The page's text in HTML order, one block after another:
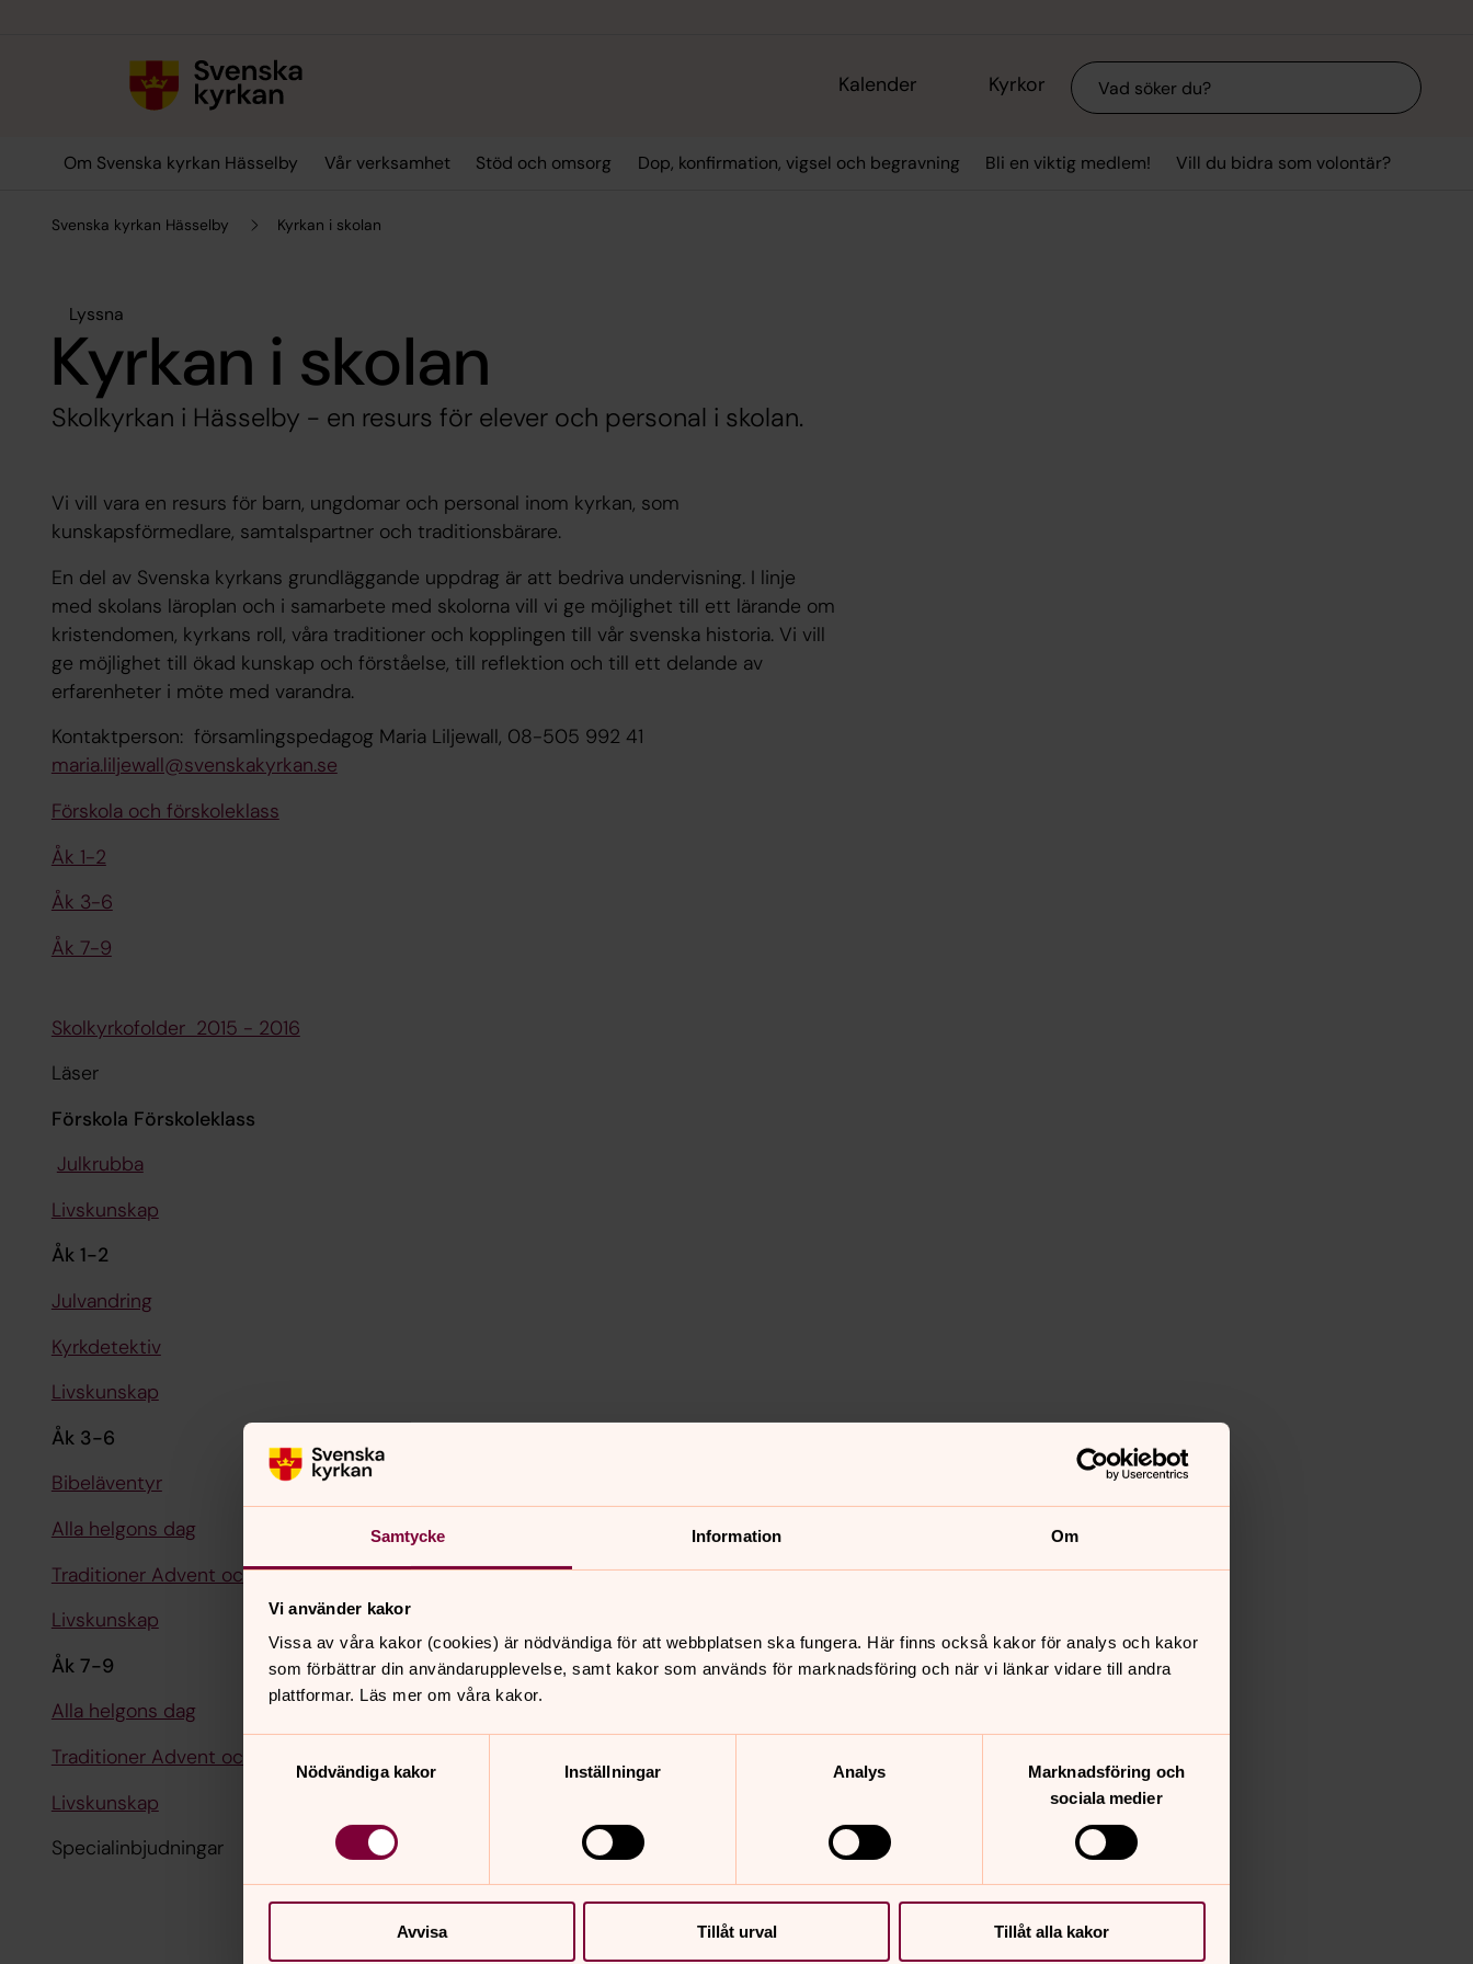
Samtycke Information Om
Vi använder kakor
Vissa av våra kakor (cookies) är nödvändiga för att webbplatsen ska fungera. Här finns också kakor för analys och kakor
som förbättrar din användarupplevelse, samt kakor som används för marknadsföring och när vi länkar vidare till andra
plattformar. Läs mer om våra kakor.
Nödvändiga kakor
Inställningar Analys
Marknadsföring och
sociala medier
Avvisa Tillåt urval Tillåt alla kakor
Kalender Kyrkor Sök
Om Svenska kyrkan Hässelby Vår verksamhet Stöd och omsorg Dop, konfirmation, vigsel och begravning Bli en viktig medlem! Vill du bidra som volontär?
Svenska kyrkan Hässelby Kyrkan i skolan
Lyssna
Kyrkan i skolan
Skolkyrkan i Hässelby - en resurs för elever och personal i skolan.
Vi vill vara en resurs för barn, ungdomar och personal inom kyrkan, som
kunskapsförmedlare, samtalspartner och traditionsbärare.
En del av Svenska kyrkans grundläggande uppdrag är att bedriva undervisning. I linje
med skolans läroplan och i samarbete med skolorna vill vi ge möjlighet till ett lärande om
kristendomen, kyrkans roll, våra traditioner och kopplingen till vår svenska historia. Vi vill
ge möjlighet till ökad kunskap och förståelse, till reflektion och till ett delande av
erfarenheter i möte med varandra.
Kontaktperson: församlingspedagog Maria Liljewall, 08-505 992 41
maria.liljewall@svenskakyrkan.se
Förskola och förskoleklass
Åk 1-2
Åk 3-6
Åk 7-9
Skolkyrkofolder 2015 - 2016
Läser
Förskola Förskoleklass
Julkrubba
Livskunskap
Åk 1-2
Julvandring
Kyrkdetektiv
Livskunskap
Åk 3-6
Bibeläventyr
Alla helgons dag
Traditioner Advent och jul
Livskunskap
Åk 7-9
Alla helgons dag
Traditioner Advent och jul
Livskunskap
Specialinbjudningar